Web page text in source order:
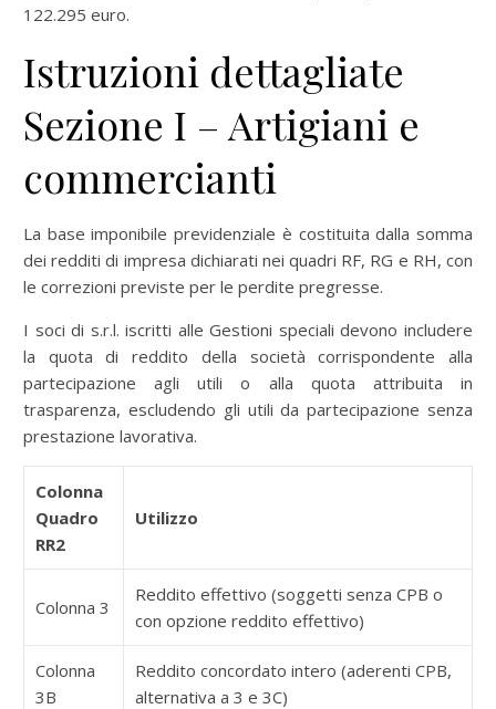
122.295 euro.
Istruzioni dettagliate
Sezione I – Artigiani e
commercianti
La base imponibile previdenziale è costituita dalla somma
dei redditi di impresa dichiarati nei quadri RF, RG e RH, con
le correzioni previste per le perdite pregresse.
I soci di s.r.l. iscritti alle Gestioni speciali devono includere
la quota di reddito della società corrispondente alla
partecipazione agli utili o alla quota attribuita in
trasparenza, escludendo gli utili da partecipazione senza
prestazione lavorativa.
Colonna
Quadro
RR2
Utilizzo
Colonna 3
Reddito effettivo (soggetti senza CPB o
con opzione reddito effettivo)
Colonna
3B
Reddito concordato intero (aderenti CPB,
alternativa a 3 e 3C)